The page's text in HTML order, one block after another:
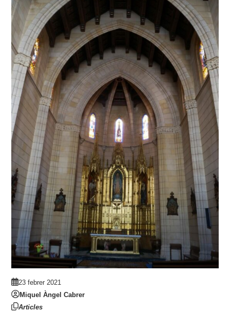
23 febrer 2021
Miquel Àngel Cabrer
Articles